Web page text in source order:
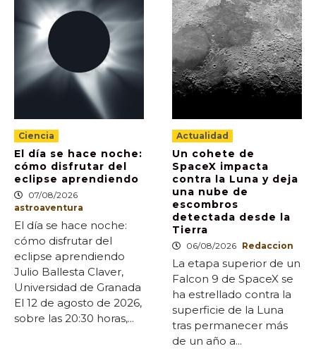
Ciencia
El día se hace noche:
cómo disfrutar del
eclipse aprendiendo
07/08/2026
astroaventura
El día se hace noche:
cómo disfrutar del
eclipse aprendiendo
Julio Ballesta Claver,
Universidad de Granada
El 12 de agosto de 2026,
sobre las 20:30 horas,...
Actualidad
Un cohete de
SpaceX impacta
contra la Luna y deja
una nube de
escombros
detectada desde la
Tierra
06/08/2026 Redaccion
La etapa superior de un
Falcon 9 de SpaceX se
ha estrellado contra la
superficie de la Luna
tras permanecer más
de un año a...